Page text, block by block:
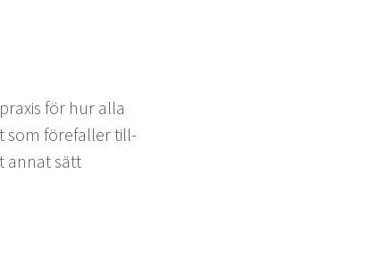
för hur alla
som före­fall­er till­
annat sätt